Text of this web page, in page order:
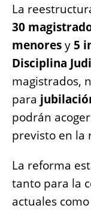
La
30
menoresy 5
Disciplina
magistrados,
para
podrán
previsto en la
La reforma
tanto para la
actuales